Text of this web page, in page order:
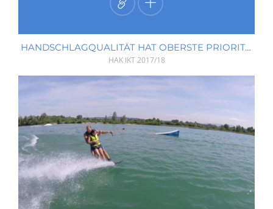
HANDSCHLAGQUALITÄT HAT OBERSTE PRIORITÄT
HAK IKT2017/18